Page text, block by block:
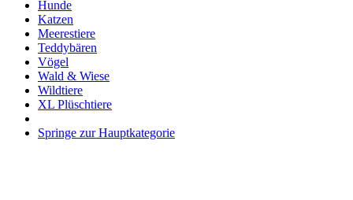
Hunde
Katzen
Meerestiere
Teddybären
Vögel
Wald & Wiese
Wildtiere
XL Plüschtiere
Springe zur Hauptkategorie